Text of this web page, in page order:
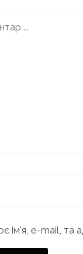
ім'я, e-mail, та